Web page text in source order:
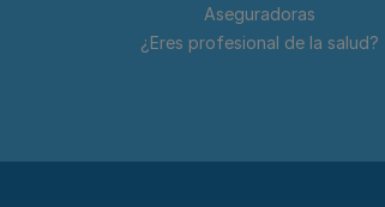
Aseguradoras
¿Eres profesional de la salud?